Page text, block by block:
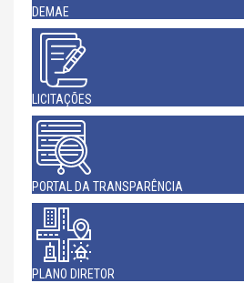
DEMAE
LICITAÇÕES
PORTAL DA TRANSPARÊNCIA
PLANO DIRETOR